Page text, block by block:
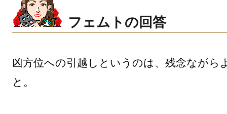
フェムトの回答
凶方位への引越しというのは、残念ながら
と。